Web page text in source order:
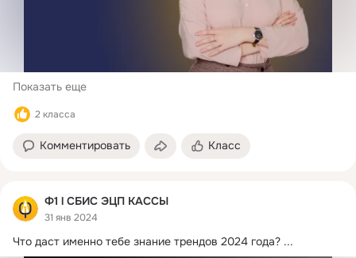
Показать еще
2 класса
Комментировать Класс
Ф1 l СБИС ЭЦП КАССЫ
31 янв 2024
Что даст именно тебе знание трендов 2024 года? ...